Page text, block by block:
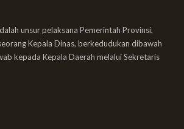
unsur pelaksana Pemerintah Provinsi,
Kepala Dinas, berkedudukan dibawah
kepada Kepala Daerah melalui Sekretaris